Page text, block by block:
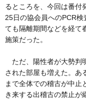
るところを、今回は番付
25日の協会員へのPCR
ても隔離期間などを経て
施策だった。
ただ、陽性者が大勢判
された部屋も増えた。あ
まで全体での稽古が中止
き来する出稽古の禁止が